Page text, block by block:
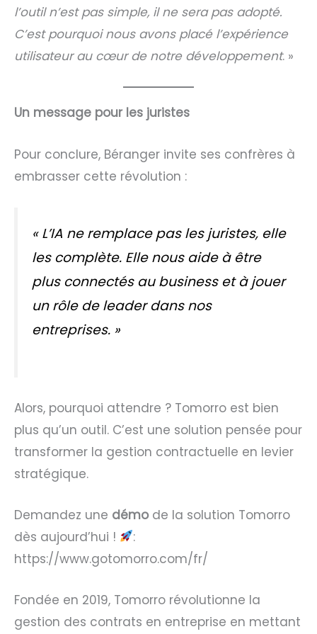
l’outil n’est pas simple, il ne sera pas adopté.
C’est pourquoi nous avons placé l’expérience
utilisateur au cœur de notre développement. »
Un message pour les juristes
Pour conclure, Béranger invite ses confrères à
embrasser cette révolution :
«L’IA ne remplace pas les juristes, elle
les complète. Elle nous aide à être
plus connectés au business et à jouer
un rôle de leader dans nos
entreprises. »
Alors, pourquoi attendre ? Tomorro est bien
plus qu’un outil. C’est une solution pensée pour
transformer la gestion contractuelle en levier
stratégique.
Demandez une démode la solution Tomorro
dès aujourd’hui !
:
https://www.gotomorro.com/fr/
Fondée en 2019, Tomorro révolutionne la
gestion des contrats en entreprise en mettant